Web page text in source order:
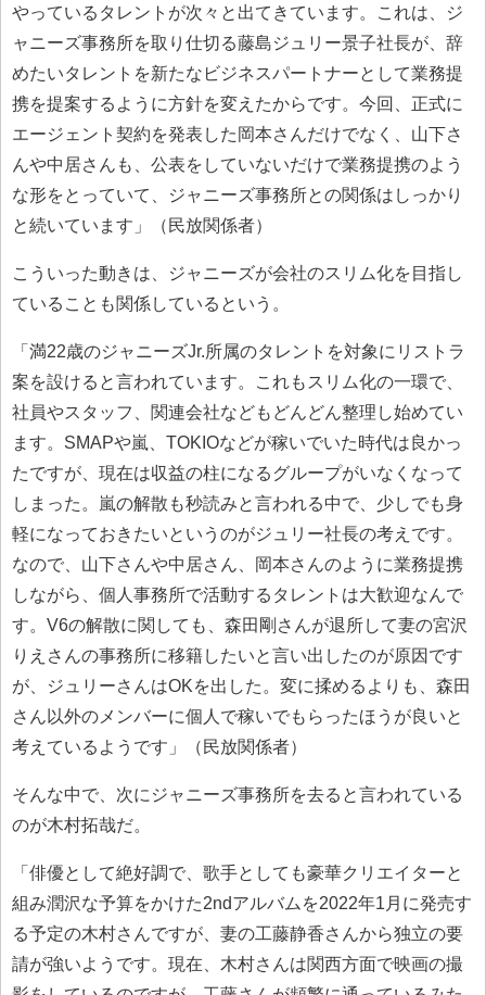
やっているタレントが次々と出てきています。これは、ジ
ャニーズ事務所を取り仕切る藤島ジュリー景子社長が、辞
めたいタレントを新たなビジネスパートナーとして業務提
携を提案するように方針を変えたからです。今回、正式に
エージェント契約を発表した岡本さんだけでなく、山下さ
んや中居さんも、公表をしていないだけで業務提携のよう
な形をとっていて、ジャニーズ事務所との関係はしっかり
と続いています」（民放関係者）
こういった動きは、ジャニーズが会社のスリム化を目指し
ていることも関係しているという。
「満22歳のジャニーズJr.所属のタレントを対象にリストラ
案を設けると言われています。これもスリム化の一環で、
社員やスタッフ、関連会社などもどんどん整理し始めてい
ます。SMAPや嵐、TOKIOなどが稼いでいた時代は良かっ
たですが、現在は収益の柱になるグループがいなくなって
しまった。嵐の解散も秒読みと言われる中で、少しでも身
軽になっておきたいというのがジュリー社長の考えです。
なので、山下さんや中居さん、岡本さんのように業務提携
しながら、個人事務所で活動するタレントは大歓迎なんで
す。V6の解散に関しても、森田剛さんが退所して妻の宮沢
りえさんの事務所に移籍したいと言い出したのが原因です
が、ジュリーさんはOKを出した。変に揉めるよりも、森田
さん以外のメンバーに個人で稼いでもらったほうが良いと
考えているようです」（民放関係者）
そんな中で、次にジャニーズ事務所を去ると言われている
のが木村拓哉だ。
「俳優として絶好調で、歌手としても豪華クリエイターと
組み潤沢な予算をかけた2ndアルバムを2022年1月に発売す
る予定の木村さんですが、妻の工藤静香さんから独立の要
請が強いようです。現在、木村さんは関西方面で映画の撮